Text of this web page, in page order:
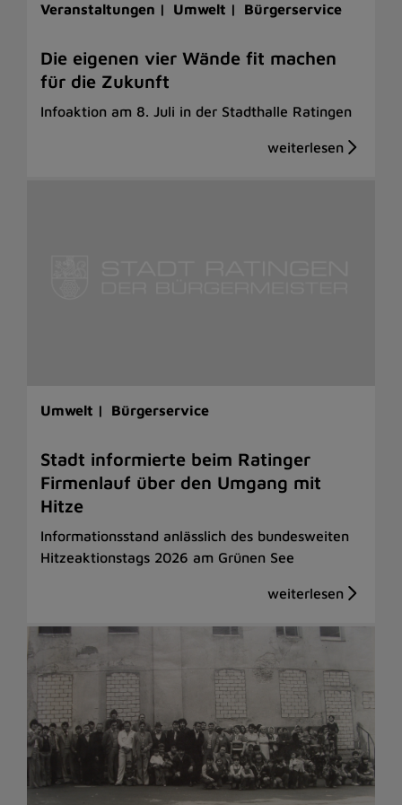
Veranstaltungen | Umwelt | Bürgerservice
Die eigenen vier Wände fit machen
für die Zukunft
Infoaktion am 8. Juli in der Stadthalle Ratingen
Umwelt | Bürgerservice
Stadt informierte beim Ratinger
Firmenlauf über den Umgang mit
Hitze
Informationsstand anlässlich des bundesweiten
Hitzeaktionstags 2026 am Grünen See